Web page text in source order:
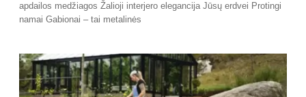
apdailos medžiagos Žalioji interjero elegancija Jūsų erdvei Protingi
namai Gabionai – tai metalinės